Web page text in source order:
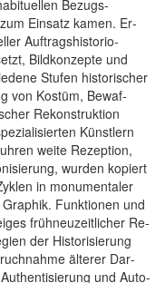
Bezugs­
Ein­satz kamen. Er­
Auf­tragshistorio­
Bild­konzepte und
Stufen histo­rischer
von Kostüm, Bewaf­
Re­konstruktion
Künstlern
weite Rezeption,
wurden kopiert
in monu­mentaler
Funktionen und
früh­neuzeitlicher Re­
der Historisie­rung
älterer Dar­
und Auto­